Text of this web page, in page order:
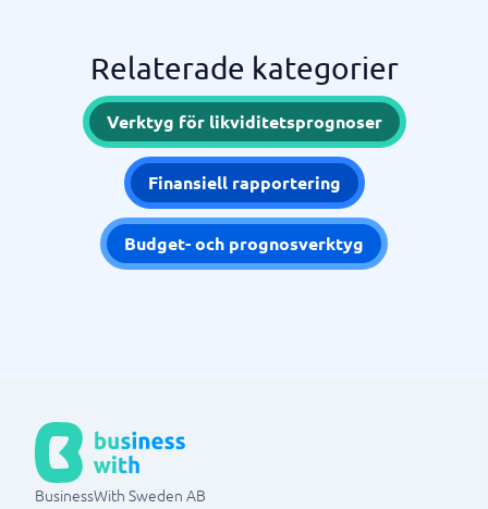
Relaterade kategorier
Verktyg för likviditetsprognoser
Finansiell rapportering
Budget- och prognosverktyg
BusinessWith Sweden AB